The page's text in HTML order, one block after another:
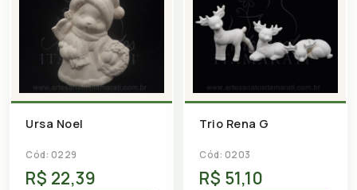
Ursa Noel
Cód: 0229
R$ 22,39
Trio Rena G
Cód: 0203
R$ 51,10